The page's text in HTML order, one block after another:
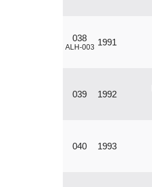
038
ALH-003 1991
039 1992
040 1993